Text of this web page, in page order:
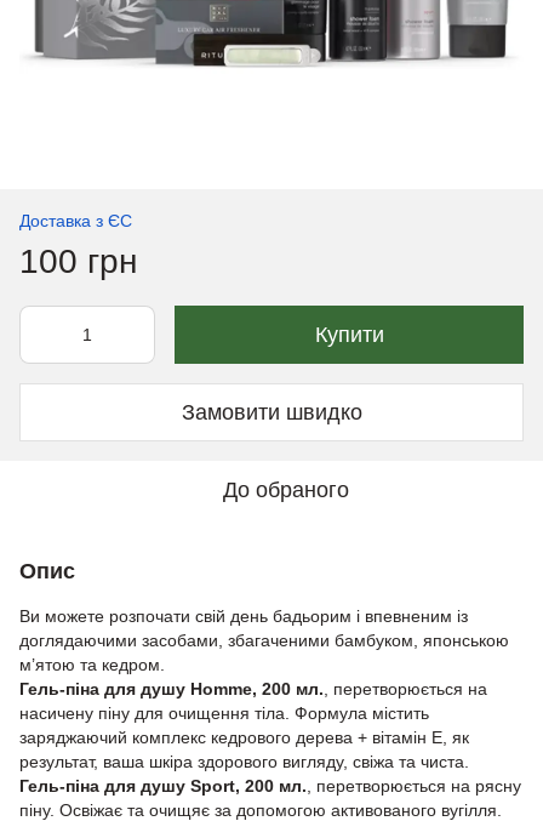
Доставка з ЄС
100 грн
Купити
Замовити швидко
До обраного
Опис
Ви можете розпочати свій день бадьорим і впевненим із
доглядаючими засобами, збагаченими бамбуком, японською
м’ятою та кедром.
Гель-піна для душу Homme, 200 мл. , перетворюється на
насичену піну для очищення тіла. Формула містить
заряджаючий комплекс кедрового дерева + вітамін Е, як
результат, ваша шкіра здорового вигляду, свіжа та чиста.
Гель-піна для душу Sport, 200 мл. , перетворюється на рясну
піну. Освіжає та очищяє за допомогою активованого вугілля.